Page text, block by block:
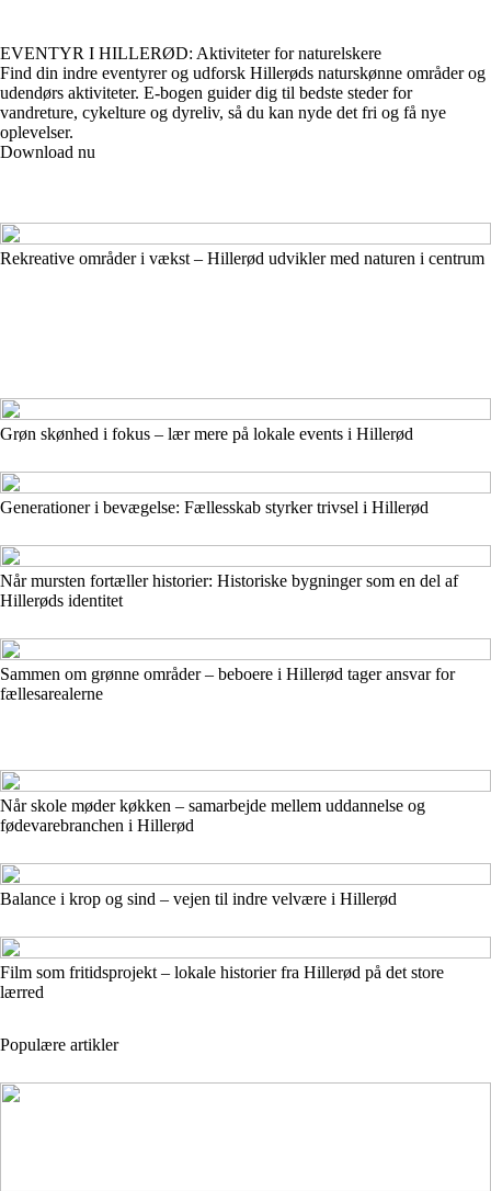
EVENTYR I HILLERØD: Aktiviteter for naturelskere
Find din indre eventyrer og udforsk Hillerøds naturskønne områder og
udendørs aktiviteter. E-bogen guider dig til bedste steder for
vandreture, cykelture og dyreliv, så du kan nyde det fri og få nye
oplevelser.
Download nu
Rekreative områder i vækst – Hillerød udvikler med naturen i centrum
Grøn skønhed i fokus – lær mere på lokale events i Hillerød
Generationer i bevægelse: Fællesskab styrker trivsel i Hillerød
Når mursten fortæller historier: Historiske bygninger som en del af
Hillerøds identitet
Sammen om grønne områder – beboere i Hillerød tager ansvar for
fællesarealerne
Når skole møder køkken – samarbejde mellem uddannelse og
fødevarebranchen i Hillerød
Balance i krop og sind – vejen til indre velvære i Hillerød
Film som fritidsprojekt – lokale historier fra Hillerød på det store
lærred
Populære artikler